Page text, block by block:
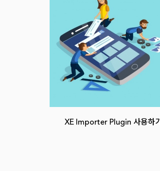
XE Importer Plugin 사용하기